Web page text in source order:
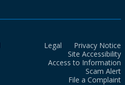
Legal
Privacy Notice
Site Accessibility
Access to Information
Scam Alert
File a Complaint